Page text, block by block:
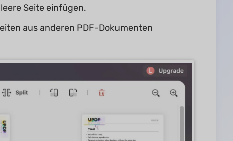
Seite einfügen.
aus anderen PDF-Dokumenten